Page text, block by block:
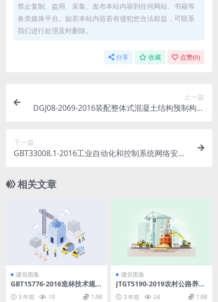
禁止复制、盗用、采集、发布本站内容到任何网站、书籍等
各类媒体平台。如若本站内容若有侵犯您合法权益，可联系
我们进行处理及时删除。
分享 收藏 点赞(0)
上一篇
DGJ08-2069-2016装配整体式混凝土结构预制构件
下一篇
GBT33008.1-2016工业自动化和控制系统网络安全
相关文章
建筑图集
GBT15776-2016造林技术规
3 年前 10 1.98
建筑图集
JTGT5190-2019农村公路养护
技术规范《征求意见稿》.pdf
3 年前 24 1.98